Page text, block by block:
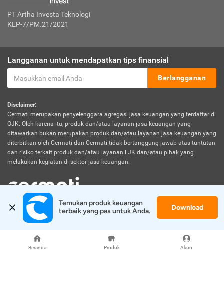
Beranda Produk Akun
PT Artha Investa Teknologi
KEP-7/PM.21/2021
Langganan untuk mendapatkan tips finansial
Berlangganan
Disclaimer:
Cermati merupakan penyelenggara agregasi jasa keuangan yang terdaftar di
OJK. Oleh karena itu, produk dan/atau layanan jasa keuangan yang
ditawarkan bukan merupakan produk dan/atau layanan jasa keuangan yang
diterbitkan oleh Cermati dan Cermati tidak bertanggung jawab atas tuntutan
dan risiko terkait produk dan/atau layanan LJK dan/atau pihak yang
melakukan kegiatan di sektor jasa keuangan.
© 2026 Cermati. All Rights Reserved.
Temukan produk keuangan
terbaik yang pas untuk Anda.
Download